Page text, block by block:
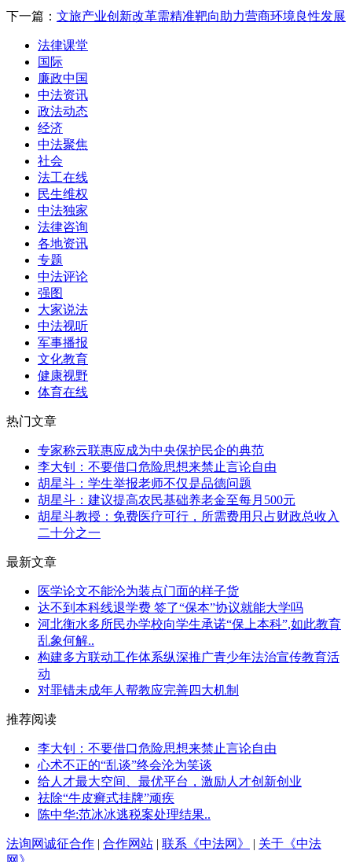
下一篇： 文旅产业创新改革需精准靶向助力营商环境良性发展
法律课堂
国际
廉政中国
中法资讯
政法动态
经济
中法聚焦
社会
法工在线
民生维权
中法独家
法律咨询
各地资讯
专题
中法评论
强图
大家说法
中法视听
军事播报
文化教育
健康视野
体育在线
热门文章
专家称云联惠应成为中央保护民企的典范
李大钊：不要借口危险思想来禁止言论自由
胡星斗：学生举报老师不仅是品德问题
胡星斗：建议提高农民基础养老金至每月500元
胡星斗教授：免费医疗可行，所需费用只占财政总收入
二十分之一
最新文章
医学论文不能沦为装点门面的样子货
达不到本科线退学费 签了“保本”协议就能大学吗
河北衡水多所民办学校向学生承诺“保上本科”,如此教育
乱象何解..
构建多方联动工作体系纵深推广青少年法治宣传教育活
动
对罪错未成年人帮教应完善四大机制
推荐阅读
李大钊：不要借口危险思想来禁止言论自由
心术不正的“乱谈”终会沦为笑谈
给人才最大空间、最优平台，激励人才创新创业
祛除“牛皮癣式挂牌”顽疾
陈中华​​​​:范冰冰逃税案处理结果..
法询网诚征合作 | 合作网站 | 联系《中法网》 | 关于《中法